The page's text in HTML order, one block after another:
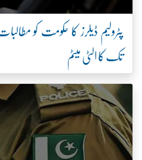
پٹرولیم ڈیلرز کا حکومت کو
تک کا الٹی میٹم